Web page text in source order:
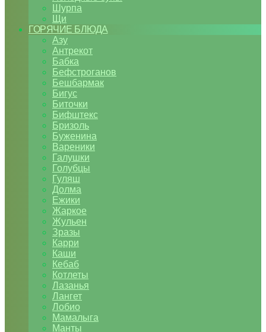
Шурпа
Щи
ГОРЯЧИЕ БЛЮДА
Азу
Антрекот
Бабка
Бефстроганов
Бешбармак
Бигус
Биточки
Бифштекс
Бризоль
Буженина
Вареники
Галушки
Голубцы
Гуляш
Долма
Ежики
Жаркое
Жульен
Зразы
Карри
Каши
Кебаб
Котлеты
Лазанья
Лангет
Лобио
Мамалыга
Манты